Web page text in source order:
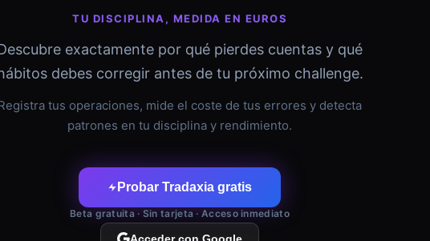
TU DISCIPLINA, MEDIDA EN EUROS
exactamente por qué pierdes cuentas y qué
debes corregir antes de tu próximo challenge.
tus operaciones, mide el coste de tus errores y detecta
patrones en tu disciplina y rendimiento.
Probar Tradaxia gratis
Beta gratuita · Sin tarjeta · Acceso inmediato